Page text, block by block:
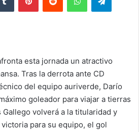
esta jornada un atractivo
Tras la derrota ante CD
del equipo auriverde, Darío
goleador para viajar a tierras
volverá a la titularidad y
para su equipo, el gol